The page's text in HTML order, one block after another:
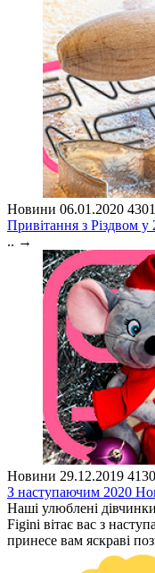
Новини 06.01.2020 4301
Привітання з Різдвом у
.. →
Новини 29.12.2019 4130
З наступаючим 2020
Наші улюблені
Figini вітає вас з
принесе вам яскраві